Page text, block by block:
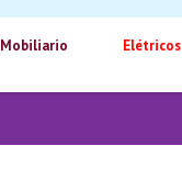
Mobiliario Elétricos